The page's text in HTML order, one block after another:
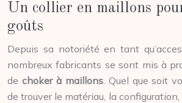
Un collier en maillons
goûts
Depuis sa notoriété en tant
nombreux fabricants se sont mis à
de choker à maillons. Quel que soit
de trouver le matériau, la